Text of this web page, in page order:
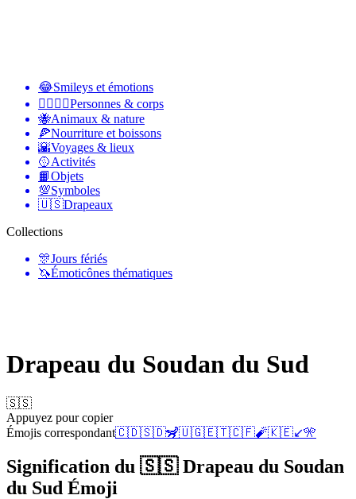
😂Smileys et émotions
👩‍❤️‍💋‍👨Personnes & corps
🐝Animaux & nature
🍕Nourriture et boissons
🌇Voyages & lieux
🥎Activités
📙Objets
💯Symboles
🇺🇸Drapeaux
Collections
🎊Jours fériés
🦄Émoticônes thématiques
Drapeau du Soudan du Sud
🇸🇸
Appuyez pour copier
Émojis correspondant🇨🇩🇸🇩🦨🇺🇬🇪🇹🇨🇫🧨🇰🇪↙️🎌
Signification du 🇸🇸 Drapeau du Soudan
du Sud Émoji